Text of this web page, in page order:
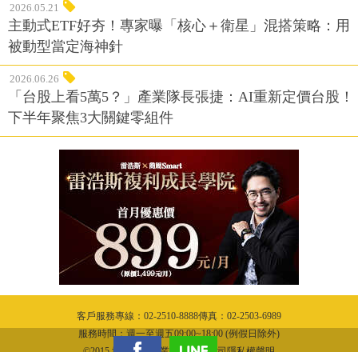
2026.05.21
主動式ETF好夯！專家曝「核心＋衛星」混搭策略：用
被動型當定海神針
2026.06.26
「台股上看5萬5？」產業隊長張捷：AI重新定價台股！
下半年聚焦3大關鍵零組件
客戶服務專線：02-2510-8888傳真：02-2503-6989
服務時間：週一至週五09:00~18:00 (例假日除外)